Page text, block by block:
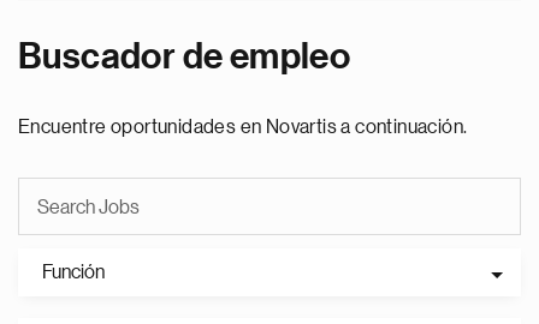
Buscador de empleo
Encuentre oportunidades en Novartis a continuación.
Función